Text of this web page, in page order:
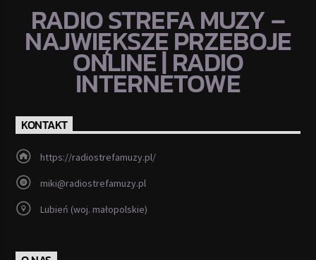
RADIO STREFA MUZY –
NAJWIĘKSZE PRZEBOJE
ONLINE | RADIO
INTERNETOWE
KONTAKT
https://radiostrefamuzy.pl/
miki@radiostrefamuzy.pl
Lubień (woj. małopolskie)